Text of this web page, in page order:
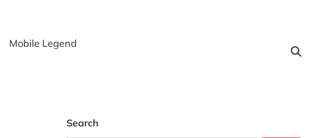
Mobile Legend
Search